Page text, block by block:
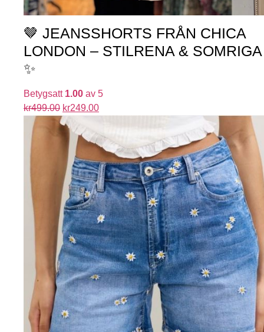
🤎 JEANSSHORTS FRÅN CHICA
LONDON – STILRENA & SOMRIGA
✨
Betygsatt 1.00 av 5
kr499.00 kr249.00